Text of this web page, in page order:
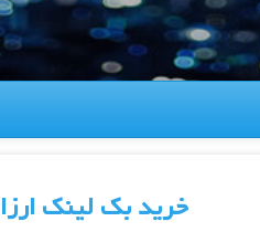
خرید بک لینک